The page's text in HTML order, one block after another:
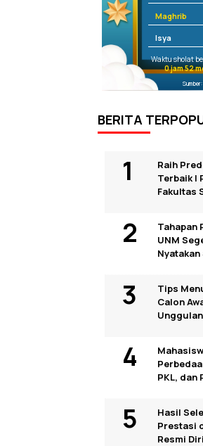
Maghrib
Isya
Waktu sholat
0 jam 52
Sumber:
BERITA
Raih
Terbaik I
Fakultas
Tahapan
UNM
Tips
Calon
Unggulan
PKL, dan
Hasil
Prestasi
Resmi